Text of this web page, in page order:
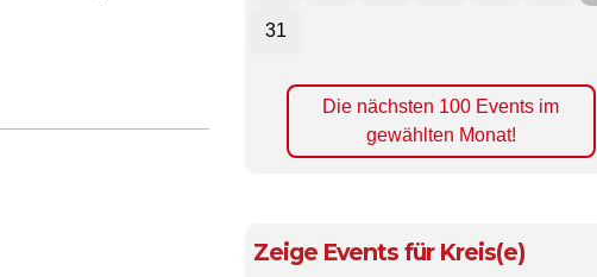
31
Die nächsten 100 Events im
gewählten Monat!
Zeige Events für Kreis(e)